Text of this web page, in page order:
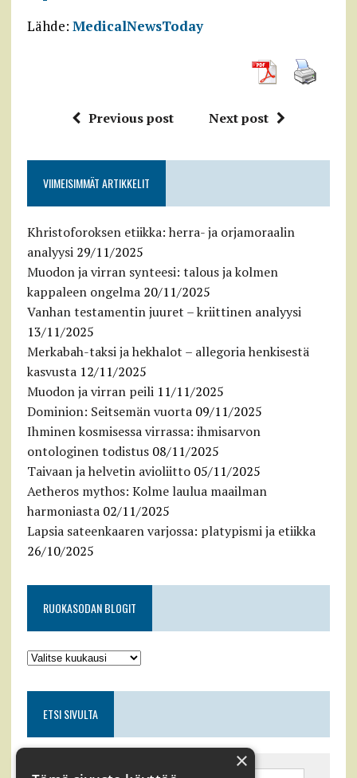
Lähde: MedicalNewsToday
Previous post Next post
VIIMEISIMMÄT ARTIKKELIT
Khristoforoksen etiikka: herra- ja orjamoraalin
analyysi 29/11/2025
Muodon ja virran synteesi: talous ja kolmen
kappaleen ongelma 20/11/2025
Vanhan testamentin juuret – kriittinen analyysi
13/11/2025
Merkabah-taksi ja hekhalot – allegoria henkisestä
kasvusta 12/11/2025
Muodon ja virran peili 11/11/2025
Dominion: Seitsemän vuorta 09/11/2025
Ihminen kosmisessa virrassa: ihmisarvon
ontologinen todistus 08/11/2025
Taivaan ja helvetin avioliitto 05/11/2025
Aetheros mythos: Kolme laulua maailman
harmoniasta 02/11/2025
Lapsia sateenkaaren varjossa: platypismi ja etiikka
26/10/2025
RUOKASODAN BLOGIT
ETSI SIVULTA
×